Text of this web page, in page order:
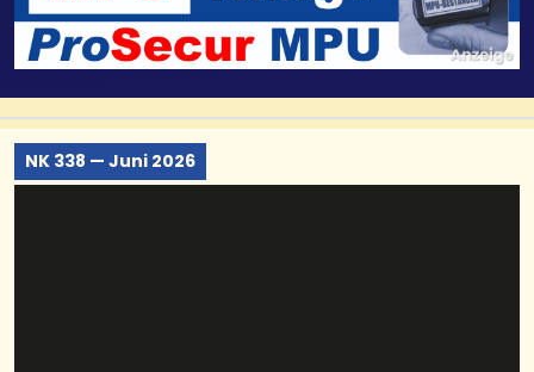
NK 338 — Juni 2026